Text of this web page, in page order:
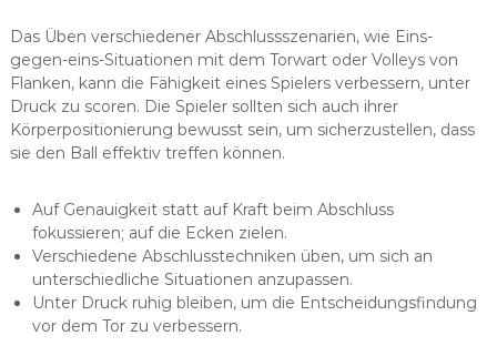
Das Üben verschiedener Abschlussszenarien, wie Eins-
gegen-eins-Situationen mit dem Torwart oder Volleys von
Flanken, kann die Fähigkeit eines Spielers verbessern, unter
Druck zu scoren. Die Spieler sollten sich auch ihrer
Körperpositionierung bewusst sein, um sicherzustellen, dass
sie den Ball effektiv treffen können.
Auf Genauigkeit statt auf Kraft beim Abschluss
fokussieren; auf die Ecken zielen.
Verschiedene Abschlusstechniken üben, um sich an
unterschiedliche Situationen anzupassen.
Unter Druck ruhig bleiben, um die Entscheidungsfindung
vor dem Tor zu verbessern.